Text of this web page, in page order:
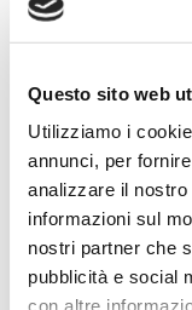
Questo sito web
Utilizziamo i
annunci, per
analizzare il
informazioni sul
nostri partner che
pubblicità e social
con altre
'Irisacqua srl
Tecnico
REDAZIONE
INCENDI (soll
Elenco
Codice Fiscale:
Procedura di
Affidamento ai